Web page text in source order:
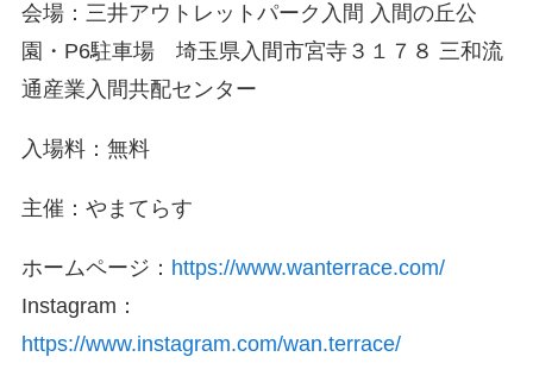
会場：三井アウトレットパーク入間 入間の丘公
園・P6駐車場 埼玉県入間市宮寺３１７８ 三和流
通産業入間共配センター
入場料：無料
主催：やまてらす
ホームページ： https://www.wanterrace.com/
Instagram：
https://www.instagram.com/wan.terrace/